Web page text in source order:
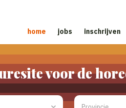
home jobs inschrijven
voor de